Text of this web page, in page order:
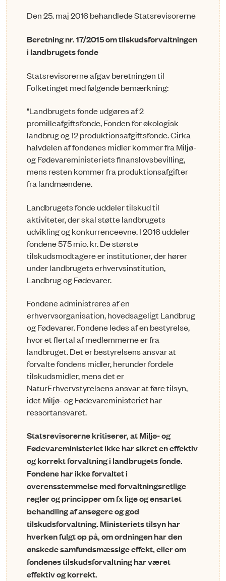
Den 25. maj 2016 behandlede Statsrevisorerne
Beretning nr. 17/2015 om tilskudsforvaltningen
i landbrugets fonde
Statsrevisorerne afgav beretningen til
Folketinget med følgende bemærkning:
"Landbrugets fonde udgøres af 2
promilleafgiftsfonde, Fonden for økologisk
landbrug og 12 produktionsafgiftsfonde. Cirka
halvdelen af fondenes midler kommer fra Miljø-
og Fødevareministeriets finanslovsbevilling,
mens resten kommer fra produktionsafgifter
fra landmændene.
Landbrugets fonde uddeler tilskud til
aktiviteter, der skal støtte landbrugets
udvikling og konkurrenceevne. I 2016 uddeler
fondene 575 mio. kr. De største
tilskudsmodtagere er institutioner, der hører
under landbrugets erhvervsinstitution,
Landbrug og Fødevarer.
Fondene administreres af en
erhvervsorganisation, hovedsageligt Landbrug
og Fødevarer. Fondene ledes af en bestyrelse,
hvor et flertal af medlemmerne er fra
landbruget. Det er bestyrelsens ansvar at
forvalte fondens midler, herunder fordele
tilskudsmidler, mens det er
NaturErhvervstyrelsens ansvar at føre tilsyn,
idet Miljø- og Fødevareministeriet har
ressortansvaret.
Statsrevisorerne kritiserer, at Miljø- og
Fødevareministeriet ikke har sikret en effektiv
og korrekt forvaltning i landbrugets fonde.
Fondene har ikke forvaltet i
overensstemmelse med forvaltningsretlige
regler og principper om fx lige og ensartet
behandling af ansøgere og god
tilskudsforvaltning. Ministeriets tilsyn har
hverken fulgt op på, om ordningen har den
ønskede samfundsmæssige effekt, eller om
fondenes tilskudsforvaltning har været
effektiv og korrekt.